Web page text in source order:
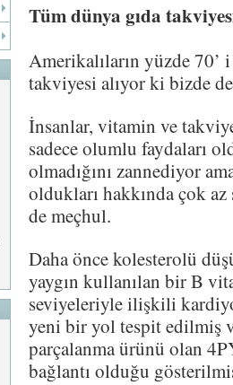
Tüm dünya gıda
Amerikalıların yüzde 70’
takviyesi alıyor ki bizde
İnsanlar, vitamin ve
sadece olumlu faydaları
olmadığını zannediyor
oldukları hakkında çok
de meçhul.
Daha önce kolesterolü
yaygın kullanılan bir B
seviyeleriyle ilişkili
yeni bir yol tespit edilmiş
parçalanma ürünü olan
bağlantı olduğu